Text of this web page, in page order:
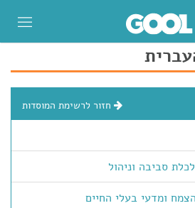
חזור לרשימת המוסדות
סביבה וניהול
ומדעי בעלי החיים